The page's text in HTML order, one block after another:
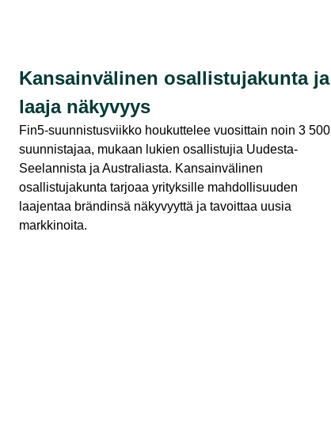
Kansainvälinen osallistujakunta ja
laaja näkyvyys
Fin5-suunnistusviikko houkuttelee vuosittain noin 3 500
suunnistajaa, mukaan lukien osallistujia Uudesta-
Seelannista ja Australiasta. Kansainvälinen
osallistujakunta tarjoaa yrityksille mahdollisuuden
laajentaa brändinsä näkyvyyttä ja tavoittaa uusia
markkinoita.